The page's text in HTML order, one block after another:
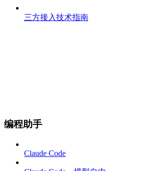
三方接入技术指南
编程助手
Claude Code